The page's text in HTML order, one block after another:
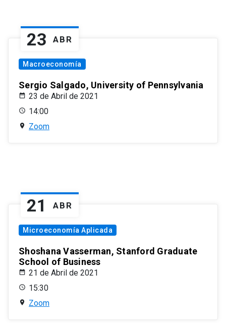
23 ABR
Macroeconomía
Sergio Salgado, University of Pennsylvania
23 de Abril de 2021
14:00
Zoom
21 ABR
Microeconomía Aplicada
Shoshana Vasserman, Stanford Graduate
School of Business
21 de Abril de 2021
15:30
Zoom